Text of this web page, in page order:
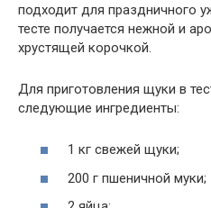
подходит для праздничного
тесте получается нежной и
хрустящей корочкой.
Для приготовления щуки в
следующие ингредиенты:
1 кг свежей щуки;
200 г пшеничной муки;